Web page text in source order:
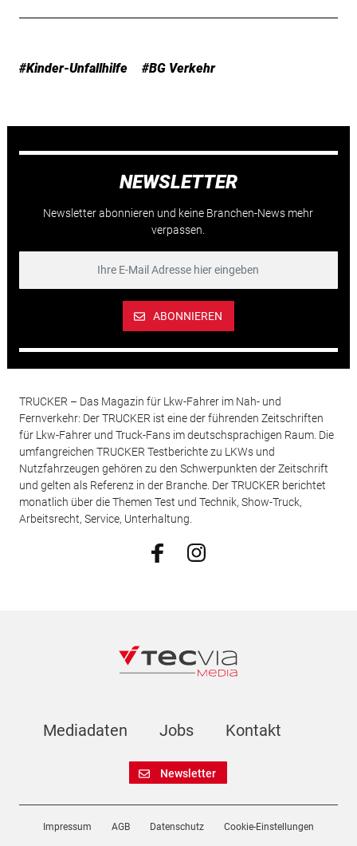
#Kinder-Unfallhilfe #BG Verkehr
NEWSLETTER
Newsletter abonnieren und keine Branchen-News mehr
verpassen.
ABONNIEREN
TRUCKER – Das Magazin für Lkw-Fahrer im Nah- und
Fernverkehr: Der TRUCKER ist eine der führenden Zeitschriften
für Lkw-Fahrer und Truck-Fans im deutschsprachigen Raum. Die
umfangreichen TRUCKER Testberichte zu LKWs und
Nutzfahrzeugen gehören zu den Schwerpunkten der Zeitschrift
und gelten als Referenz in der Branche. Der TRUCKER berichtet
monatlich über die Themen Test und Technik, Show-Truck,
Arbeitsrecht, Service, Unterhaltung.
Mediadaten Jobs Kontakt
Newsletter
Impressum AGB Datenschutz Cookie-Einstellungen